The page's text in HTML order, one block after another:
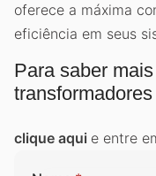
oferece a máxima
eficiência em seus
Para saber
clique aqui e entre